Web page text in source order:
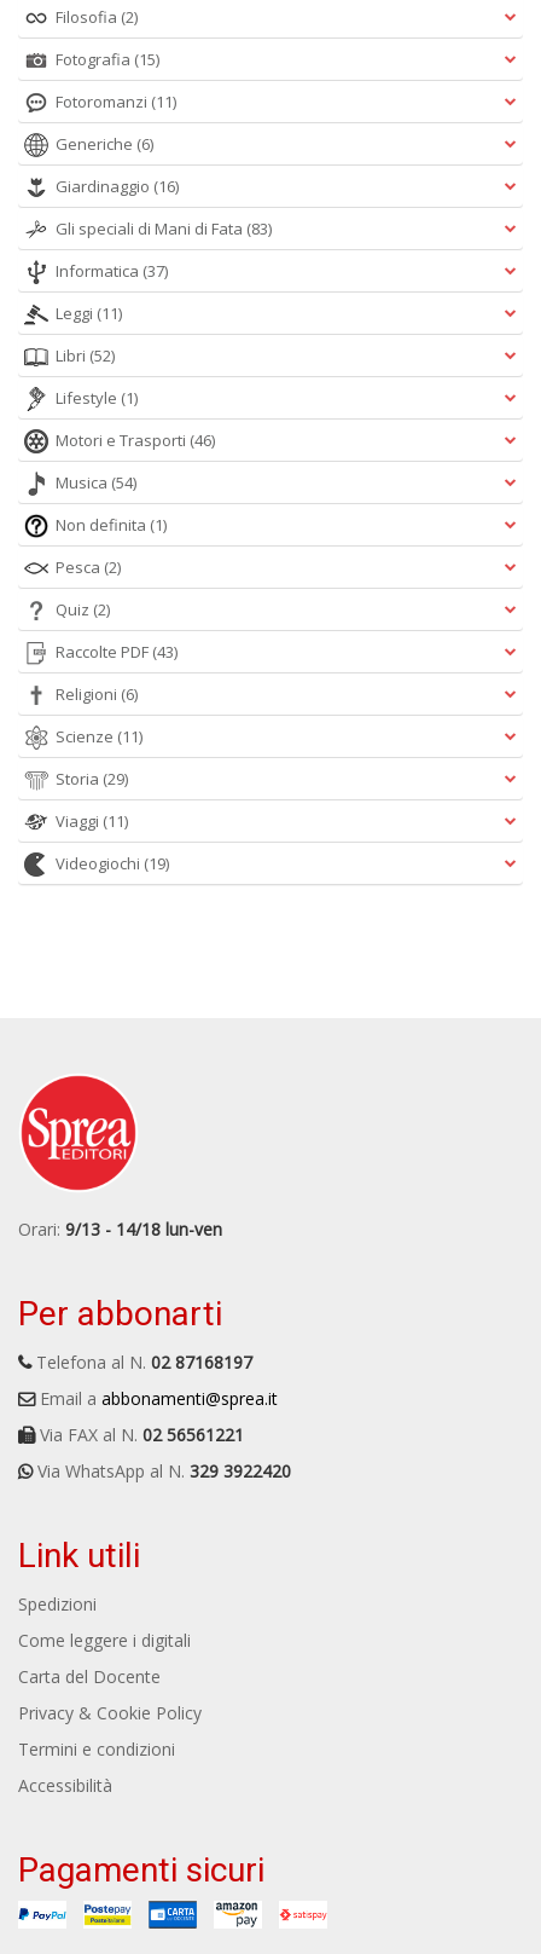
Filosofia (2)
Fotografia (15)
Fotoromanzi (11)
Generiche (6)
Giardinaggio (16)
Gli speciali di Mani di Fata (83)
Informatica (37)
Leggi (11)
Libri (52)
Lifestyle (1)
Motori e Trasporti (46)
Musica (54)
Non definita (1)
Pesca (2)
Quiz (2)
Raccolte PDF (43)
Religioni (6)
Scienze (11)
Storia (29)
Viaggi (11)
Videogiochi (19)
Orari: 9/13 - 14/18 lun-ven
Per abbonarti
Telefona al N. 02 87168197
Email a abbonamenti@sprea.it
Via FAX al N. 02 56561221
Via WhatsApp al N. 329 3922420
Link utili
Spedizioni
Come leggere i digitali
Carta del Docente
Privacy & Cookie Policy
Termini e condizioni
Accessibilità
Pagamenti sicuri